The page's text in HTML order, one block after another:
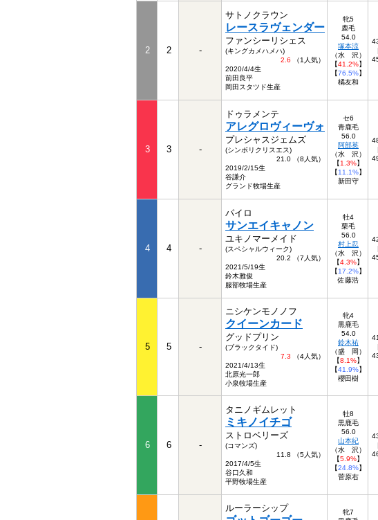
2 2 -
サトノクラウン
レースラヴェンダー
ファンシーリシェス
(キングカメハメハ)
2.6 （1人気）
2020/4/4生
前田良平
岡田スタツド生産
牝5
鹿毛
54.0
塚本涼
（水 沢）
【41.2%】
【76.5%】
橘友和
|
3 3 -
ドゥラメンテ
アレグロヴィーヴォ
プレシャスジェムズ
(シンボリクリスエス)
21.0 （8人気）
2019/2/15生
谷謙介
グランド牧場生産
セ6
青鹿毛
56.0
阿部英
（水 沢）
【1.3%】
【11.1%】
新田守
|
4 4 -
パイロ
サンエイキャノン
ユキノマーメイド
(スペシャルウィーク)
20.2 （7人気）
2021/5/19生
鈴木雅俊
服部牧場生産
牡4
栗毛
56.0
村上忍
（水 沢）
【4.3%】
【17.2%】
佐藤浩
|
5 5 -
ニシケンモノノフ
クイーンカード
グッドプリン
(ブラックタイド)
7.3 （4人気）
2021/4/13生
北原光一郎
小泉牧場生産
牝4
黒鹿毛
54.0
鈴木祐
（盛 岡）
【8.1%】
【41.9%】
櫻田樹
|
6 6 -
タニノギムレット
ミキノイチゴ
ストロベリーズ
(コマンズ)
11.8 （5人気）
2017/4/5生
谷口久和
平野牧場生産
牡8
黒鹿毛
56.0
山本紀
（水 沢）
【5.9%】
【24.8%】
菅原右
|
ルーラーシップ
牝7